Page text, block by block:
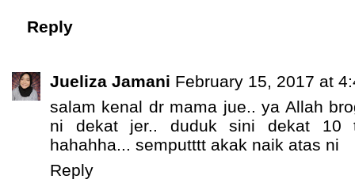
Reply
Jueliza Jamani February 15, 2017 at
salam kenal dr mama jue.. ya Allah
ni dekat jer.. duduk sini dekat 10
hahahha... semputttt akak naik atas ni
Reply